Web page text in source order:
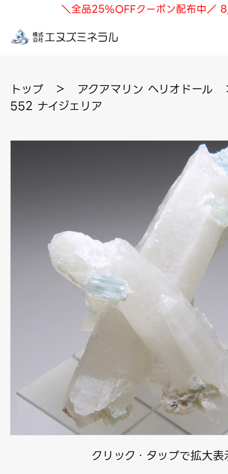
＼全品25%OFFクーポン配布中／
トップ ＞ アクアマリン ヘリオドール
552 ナイジェリア
クリック・タップで拡大表